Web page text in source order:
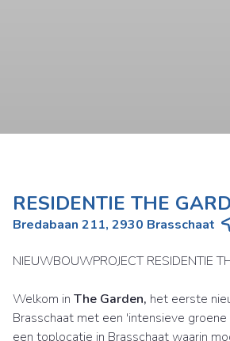
RESIDENTIE THE
Bredabaan 211, 2930 Brasschaat
NIEUWBOUWPROJECT RESIDENTIE
Welkom in The Garden, het eerste
Brasschaat met een 'intensieve
een toplocatie in Brasschaat waarin